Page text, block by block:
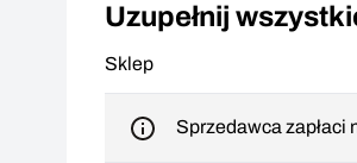
Uzupełnij
Sklep
Sprzedawca zapłaci